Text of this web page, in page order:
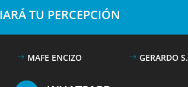
TU PERCEPCIÓN
MAFE ENCIZO GERARDO S.